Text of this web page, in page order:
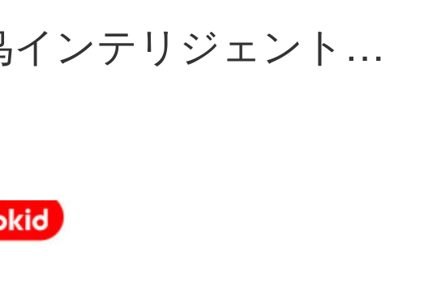
雷鸟インテリジェントメガネ【同价618】 Air ARメガネHD140英寸3Dゲーム观影 スマホコンピューター投屏非VRメガネマシン 雷鸟Airメガネ+投屏器+HDMI转换器（全能適応）